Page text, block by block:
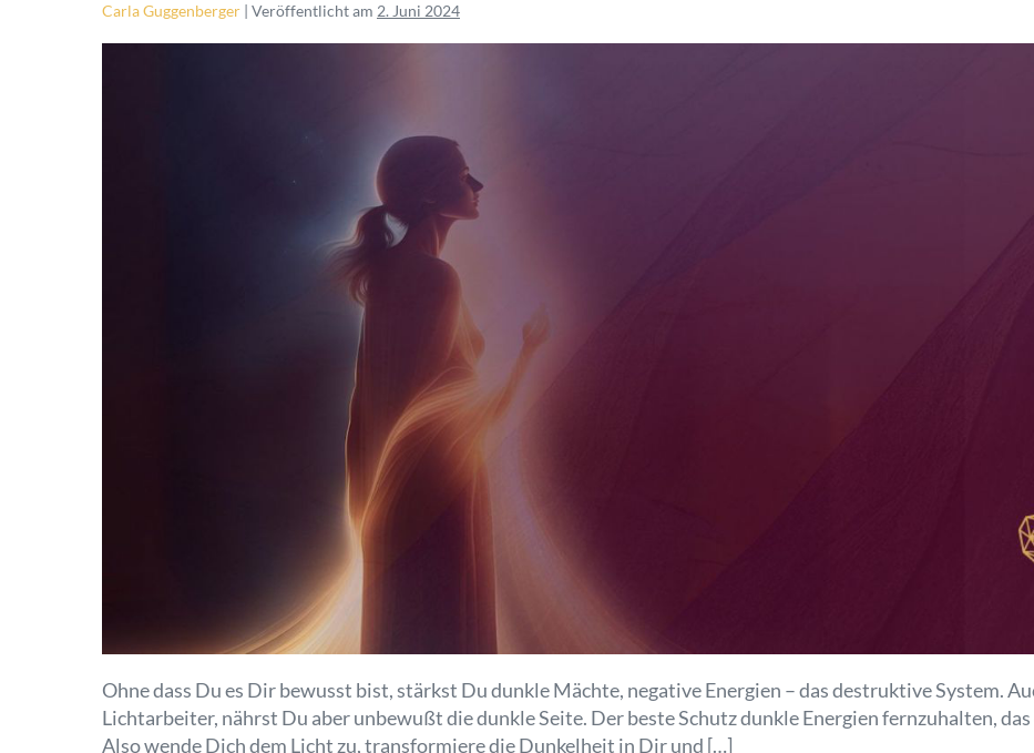
Carla Guggenberger | Veröffentlicht am 2. Juni 2024
Ohne dass Du es Dir bewusst bist, stärkst Du dunkle Mächte, negative Energien – das destruktive System.
Lichtarbeiter, nährst Du aber unbewußt die dunkle Seite. Der beste Schutz dunkle Energien fernzuhalten,
Also wende Dich dem Licht zu, transformiere die Dunkelheit in Dir und […]